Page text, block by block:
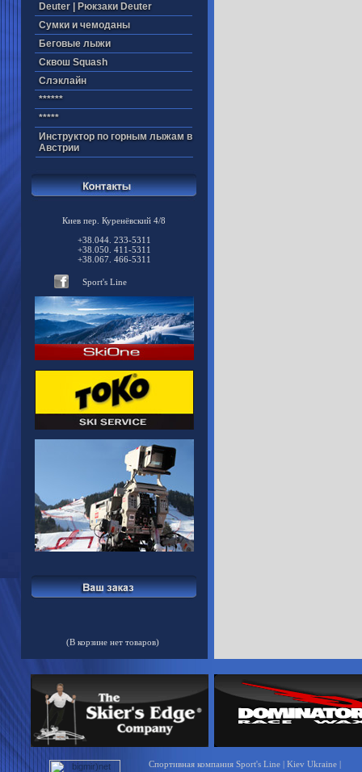
Deuter | Рюкзаки Deuter
Cумки и чемоданы
Беговые лыжи
Cквош Squash
Cлэклайн
******
*****
Инструктор по горным лыжам в
Австрии
Киев пер. Куренёвский 4/8
+38.044. 233-5311
+38.050. 411-5311
+38.067. 466-5311
Sport's Line
(В корзине нет товаров)
Спортивная компания Sport's Line | Kiev Ukraine |